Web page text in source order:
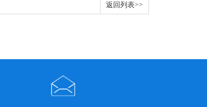
返回列表>>